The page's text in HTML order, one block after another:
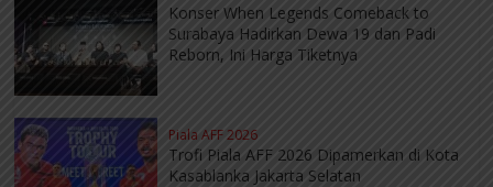
Konser When Legends Comeback to
Surabaya Hadirkan Dewa 19 dan Padi
Reborn, Ini Harga Tiketnya
Piala AFF 2026
Trofi Piala AFF 2026 Dipamerkan di Kota
Kasablanka Jakarta Selatan